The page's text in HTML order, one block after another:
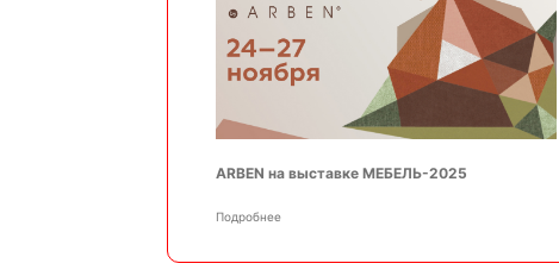
ARBEN на выставке МЕБЕЛЬ-2025
Подробнее